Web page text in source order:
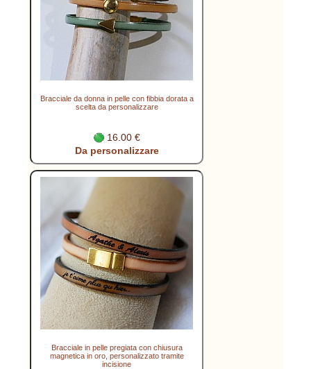
Bracciale da donna in pelle con fibbia dorata a
scelta da personalizzare
16.00 €
Da personalizzare
Bracciale in pelle pregiata con chiusura
magnetica in oro, personalizzato tramite
incisione